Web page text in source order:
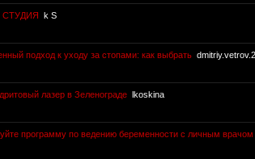
СТУДИЯ
k S
подход к уходу за стопами: как выбрать
лазер в Зеленограде
lkoskina
программу по ведению беременности с личным врачом